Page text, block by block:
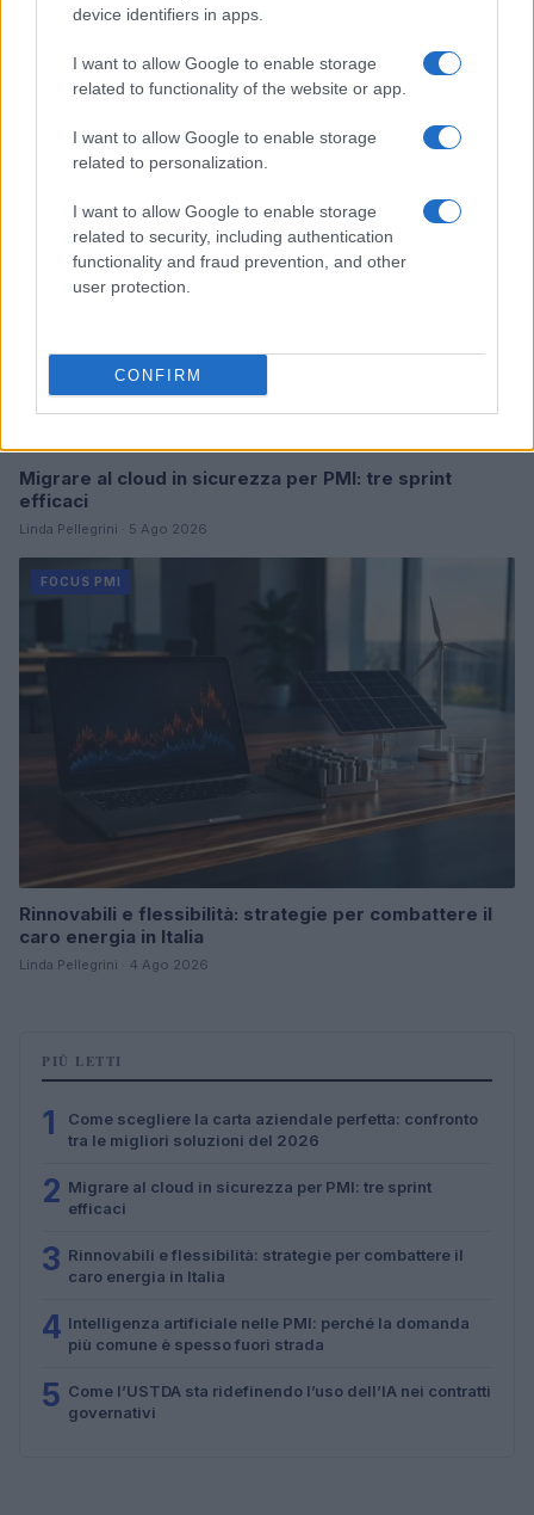
device identifiers in apps.
I want to allow Google to enable storage
related to functionality of the website or app.
I want to allow Google to enable storage
related to personalization.
I want to allow Google to enable storage
related to security, including authentication
functionality and fraud prevention, and other
user protection.
CONFIRM
tra le migliori soluzioni del 2026
Linda Pellegrini · 6 Ago 2026
FOCUS PMI
Migrare al cloud in sicurezza per PMI: tre sprint
efficaci
Linda Pellegrini · 5 Ago 2026
FOCUS PMI
Rinnovabili e flessibilità: strategie per combattere il
caro energia in Italia
Linda Pellegrini · 4 Ago 2026
PIÙ LETTI
1
Come scegliere la carta aziendale perfetta: confronto
tra le migliori soluzioni del 2026
2 Migrare al cloud in sicurezza per PMI: tre sprint
efficaci
3 Rinnovabili e flessibilità: strategie per combattere il
caro energia in Italia
4 Intelligenza artificiale nelle PMI: perché la domanda
più comune è spesso fuori strada
5 Come l’USTDA sta ridefinendo l’uso dell’IA nei contratti
governativi